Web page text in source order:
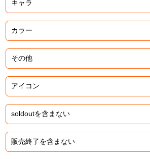
ドラゴンボール
ラブライブ！
ラブライブ！サンシャイン‼
ラブライブ！スーパースター!!
アイドリッシュセブン